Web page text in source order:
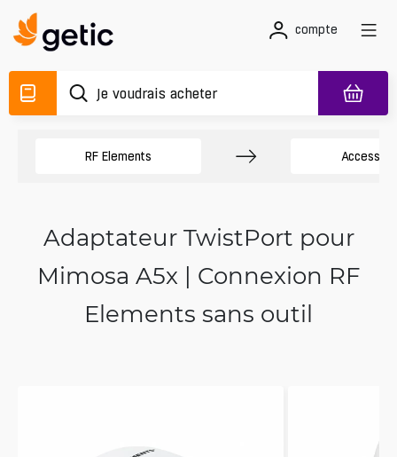
compte
RF Elements
Adaptateur TwistPort pour
Mimosa A5x | Connexion RF
Elements sans outil